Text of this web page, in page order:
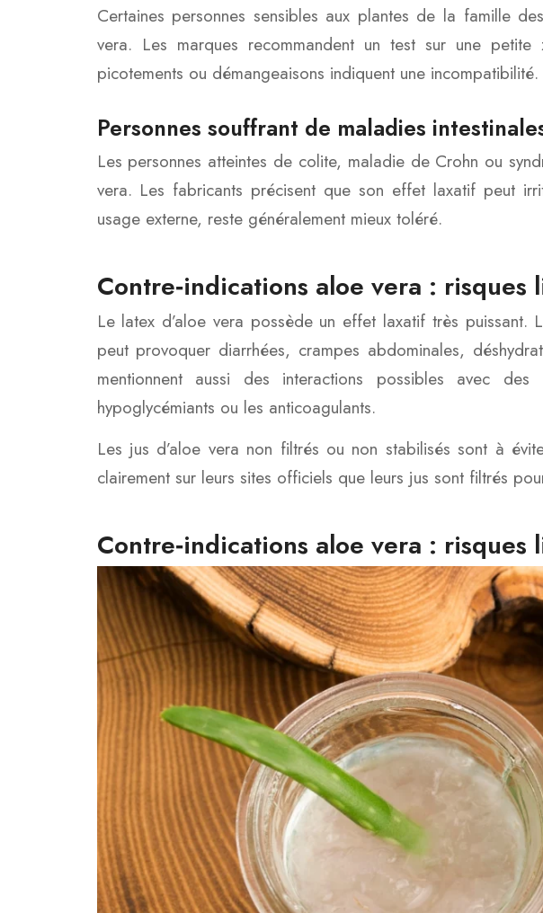
Certaines personnes sensibles aux plantes de la famille
vera. Les marques recommandent un test sur une
picotements ou démangeaisons indiquent une incompatibilité.
Personnes souffrant de maladies
Les personnes atteintes de colite, maladie de Crohn ou
vera. Les fabricants précisent que son effet laxatif peut
usage externe, reste généralement mieux toléré.
Contre‑indications aloe vera : risques
Le latex d’aloe vera possède un effet laxatif très puissant.
peut provoquer diarrhées, crampes abdominales,
mentionnent aussi des interactions possibles avec des
hypoglycémiants ou les anticoagulants.
Les jus d’aloe vera non filtrés ou non stabilisés sont à
clairement sur leurs sites officiels que leurs jus sont filtrés
Contre‑indications aloe vera : risques